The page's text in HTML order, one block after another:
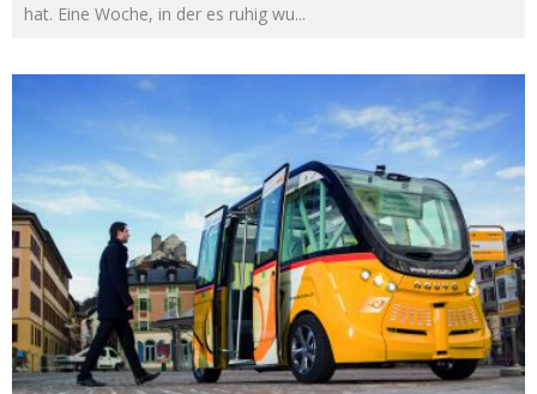
hat. Eine Woche, in der es ruhig wu...